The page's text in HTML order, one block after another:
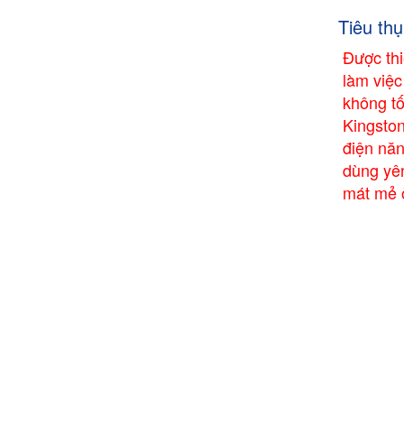
Tiêu
Được
làm
không
điện
dùng
mát mẻ